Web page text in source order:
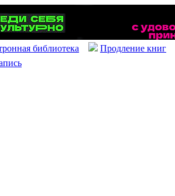
библиотека Продление книг